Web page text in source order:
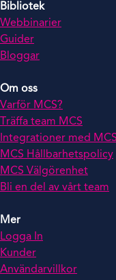
Bibliotek
Webbinarier
Guider
Bloggar
Om oss
Varför MCS?
Träffa team MCS
Integrationer med
MCS Hållbarhetspolicy
MCS Välgörenhet
Bli en del av vårt team
Mer
Logga In
Kunder
Användarvillkor